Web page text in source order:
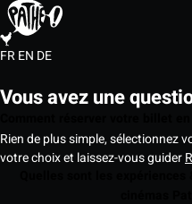
FREN DE
Vous avez une
Rien de plus simple, sélectionnez
votre choix et laissez-vous guider